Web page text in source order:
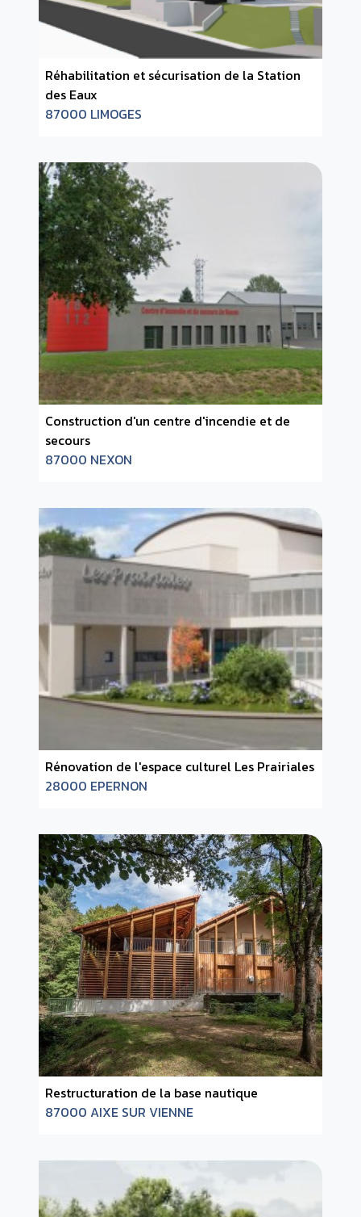
Réhabilitation et sécurisation de la Station
des Eaux
87000 LIMOGES
Construction d'un centre d'incendie et de
secours
87000 NEXON
Rénovation de l'espace culturel Les Prairiales
28000 EPERNON
Restructuration de la base nautique
87000 AIXE SUR VIENNE